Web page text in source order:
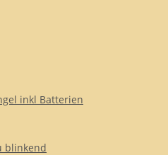
inkl Batterien